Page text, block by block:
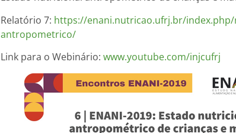
Relatório 7: https://enani.nutricao.ufrj.br/
antropometrico/
Link para o Webinário: www.youtube.com/injcufrj